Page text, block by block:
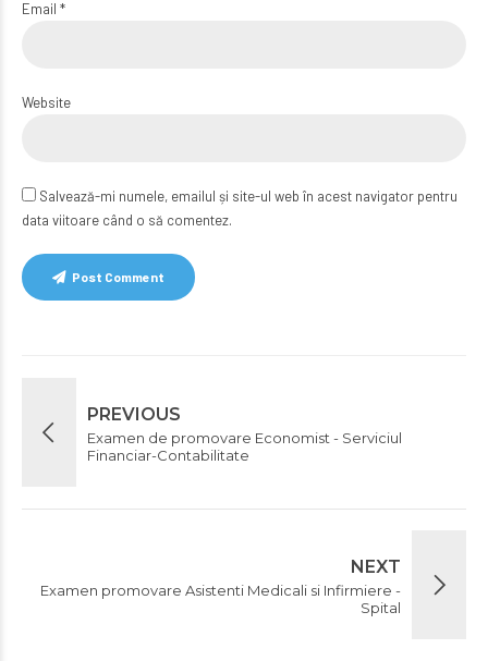
Email *
Website
Salvează-mi numele, emailul și site-ul web în acest navigator pentru
data viitoare când o să comentez.
Post Comment
PREVIOUS
Examen de promovare Economist - Serviciul
Financiar-Contabilitate
NEXT
Examen promovare Asistenti Medicali si Infirmiere -
Spital